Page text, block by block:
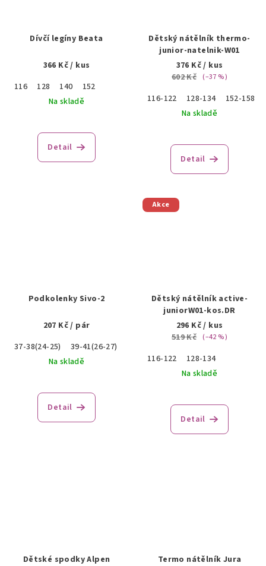
Dívčí legíny Beata
366 Kč/ kus
116
128 140
152
Na skladě
Detail
Dětský nátělník thermo-
junior-natelnik-W01
376 Kč/ kus
602 Kč (–37 %)
116-122 128-134
152-158
Na skladě
Detail
Podkolenky Sivo-2
207 Kč/ pár
37-38(24-25)
39-41(26-27)
Na skladě
Detail
Akce
Dětský nátělník active-
juniorW01-kos.DR
296 Kč/ kus
519 Kč (–42 %)
116-122
128-134
Na skladě
Detail
Dětské spodky Alpen Termo nátělník Jura